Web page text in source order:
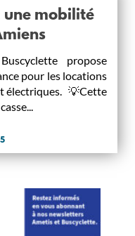
une mobilité
propose
pour les locations
électriques. 💡Cette